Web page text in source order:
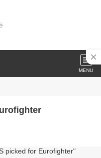
MENU